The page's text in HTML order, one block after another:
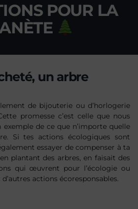
POUR LA
un arbre
de bijouterie ou d’horlogerie
promesse c’est celle que nous
exemple de ce que n’importe quelle
Si tes actions écologiques sont
essayer de compenser à ta
plantant des arbres, en faisait des
qui œuvrent pour l’écologie ou
actions écoresponsables.